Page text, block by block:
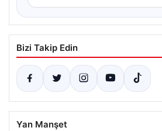
Bizi Takip Edin
Yan Manşet